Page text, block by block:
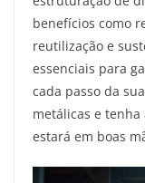
benefícios como
reutilização e
essenciais para
cada passo da
metálicas e
estará em boas